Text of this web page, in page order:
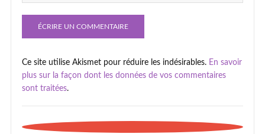
Ce site utilise Akismet pour réduire les indésirables. En savoir
plus sur la façon dont les données de vos commentaires
sont traitées.